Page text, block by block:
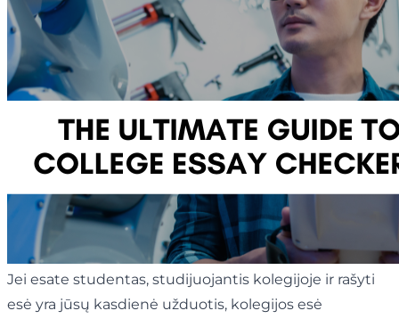
Jei esate studentas, studijuojantis kolegijoje ir rašyti
esė yra jūsų kasdienė užduotis, kolegijos esė